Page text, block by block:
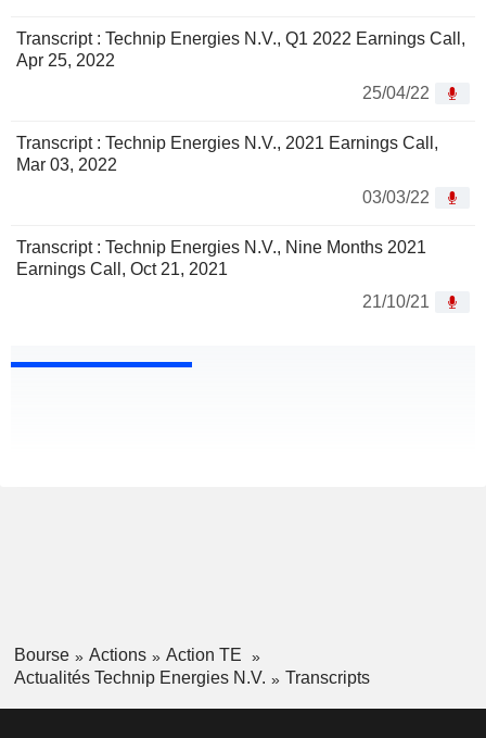
Transcript : Technip Energies N.V., Q1 2022 Earnings Call,
Apr 25, 2022
25/04/22
Transcript : Technip Energies N.V., 2021 Earnings Call,
Mar 03, 2022
03/03/22
Transcript : Technip Energies N.V., Nine Months 2021
Earnings Call, Oct 21, 2021
21/10/21
Bourse Actions
Action TE
Actualités Technip Energies N.V.
Transcripts